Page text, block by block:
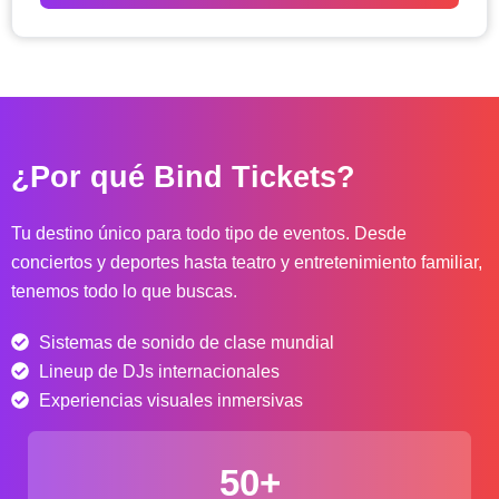
d
p
c
i
s
:
d
d
$
¿Por qué Bind Tickets?
Tu destino único para todo tipo de eventos. Desde
conciertos y deportes hasta teatro y entretenimiento familiar,
tenemos todo lo que buscas.
Sistemas de sonido de clase mundial
Lineup de DJs internacionales
Experiencias visuales inmersivas
50+